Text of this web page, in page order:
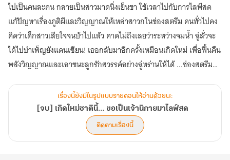
ไปเป็นคนละคน กลายเป็นสาวมาดนิ่งเย็นชา ใช้เวลาไปกับการไลฟ์สด
แก้ปัญหาเรื่องภูติผีและวิญญาณให้เหล่าสาวกในช่องสตรีม คนทั่วไปคง
คิดว่าเด็กสาวเสียใจจนบ้าไปแล้ว คาดไม่ถึงเลยว่าระหว่างจมน้ำ ฉู่ลั่วจะ
ได้ไปบำเพ็ญยังแดนเซียน! เธอกลับมาอีกครั้งเหมือนเกิดใหม่ เพื่อฟื้นคืน
พลังวิญญาณและเอาชนะลูกรักสวรรค์อย่างฉู่หร่านให้ได้ ...ช่องสตรีมสด
เรื่องนี้ยังมีในรูปแบบรายตอนให้อ่านด้วยนะ
[จบ] เกิดใหม่ชาตินี้… ขอเป็นเจ้านิกายมาไลฟ์สด
ติดตามเรื่องนี้